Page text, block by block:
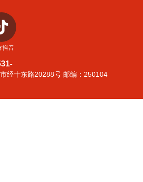
抖音
经十东路20288号 邮编：250104